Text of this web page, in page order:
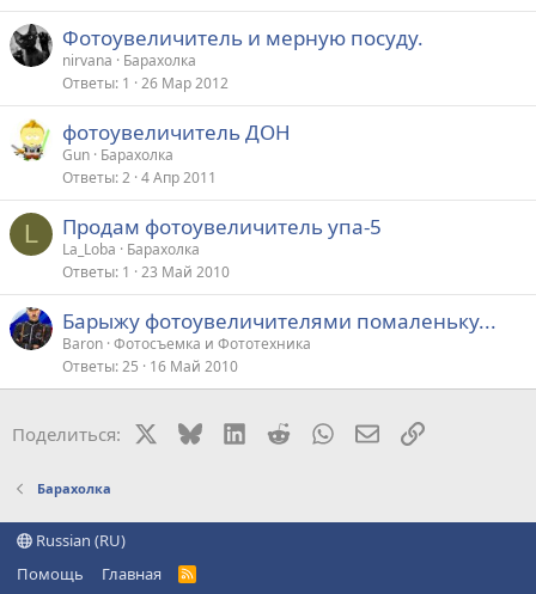
р
Фотоувеличитель и мерную посуду.
nirvana
Барахолка
Ответы 1 26 Мар 2012
фотоувеличитель ДОН
Gun Барахолка
Ответы 2 4 Апр 2011
L Продам фотоувеличитель упа-5
La_Loba
Барахолка
Ответы 1 23 Май 2010
Барыжу фотоувеличителями помаленьку...
Baron Фотосъемка и Фототехника
Ответы 25 16 Май 2010
Поделиться: BlueskyLinkedIn
RedditWhatsAppЭлектронная
Ссылка
Барахолка
Russian (RU)
Помощь
Главная
R